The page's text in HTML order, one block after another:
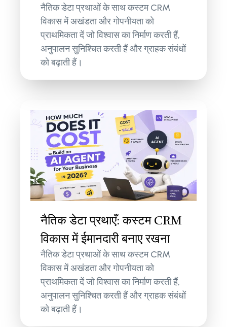
नैतिक डेटा प्रथाओं के साथ कस्टम CRM
विकास में अखंडता और गोपनीयता को
प्राथमिकता दें जो विश्वास का निर्माण करती हैं,
अनुपालन सुनिश्चित करती हैं और ग्राहक संबंधों
को बढ़ाती हैं।
नैतिक डेटा प्रथाएँ: कस्टम CRM
विकास में ईमानदारी बनाए रखना
नैतिक डेटा प्रथाओं के साथ कस्टम CRM
विकास में अखंडता और गोपनीयता को
प्राथमिकता दें जो विश्वास का निर्माण करती हैं,
अनुपालन सुनिश्चित करती हैं और ग्राहक संबंधों
को बढ़ाती हैं।